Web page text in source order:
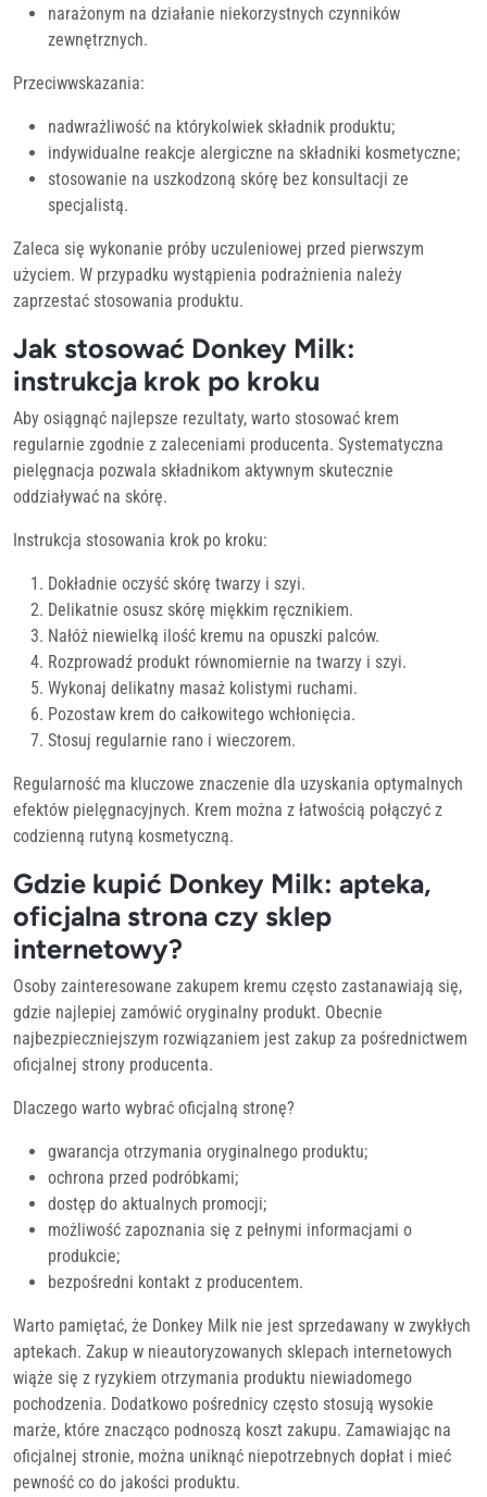
narażonym na działanie niekorzystnych czynników
zewnętrznych.
Przeciwwskazania:
nadwrażliwość na którykolwiek składnik produktu;
indywidualne reakcje alergiczne na składniki kosmetyczne;
stosowanie na uszkodzoną skórę bez konsultacji ze
specjalistą.
Zaleca się wykonanie próby uczuleniowej przed pierwszym
użyciem. W przypadku wystąpienia podrażnienia należy
zaprzestać stosowania produktu.
Jak stosować Donkey Milk:
instrukcja krok po kroku
Aby osiągnąć najlepsze rezultaty, warto stosować krem
regularnie zgodnie z zaleceniami producenta. Systematyczna
pielęgnacja pozwala składnikom aktywnym skutecznie
oddziaływać na skórę.
Instrukcja stosowania krok po kroku:
Dokładnie oczyść skórę twarzy i szyi.
Delikatnie osusz skórę miękkim ręcznikiem.
Nałóż niewielką ilość kremu na opuszki palców.
Rozprowadź produkt równomiernie na twarzy i szyi.
Wykonaj delikatny masaż kolistymi ruchami.
Pozostaw krem do całkowitego wchłonięcia.
Stosuj regularnie rano i wieczorem.
Regularność ma kluczowe znaczenie dla uzyskania optymalnych
efektów pielęgnacyjnych. Krem można z łatwością połączyć z
codzienną rutyną kosmetyczną.
Gdzie kupić Donkey Milk: apteka,
oficjalna strona czy sklep
internetowy?
Osoby zainteresowane zakupem kremu często zastanawiają się,
gdzie najlepiej zamówić oryginalny produkt. Obecnie
najbezpieczniejszym rozwiązaniem jest zakup za pośrednictwem
oficjalnej strony producenta.
Dlaczego warto wybrać oficjalną stronę?
gwarancja otrzymania oryginalnego produktu;
ochrona przed podróbkami;
dostęp do aktualnych promocji;
możliwość zapoznania się z pełnymi informacjami o
produkcie;
bezpośredni kontakt z producentem.
Warto pamiętać, że Donkey Milk nie jest sprzedawany w zwykłych
aptekach. Zakup w nieautoryzowanych sklepach internetowych
wiąże się z ryzykiem otrzymania produktu niewiadomego
pochodzenia. Dodatkowo pośrednicy często stosują wysokie
marże, które znacząco podnoszą koszt zakupu. Zamawiając na
oficjalnej stronie, można uniknąć niepotrzebnych dopłat i mieć
pewność co do jakości produktu.